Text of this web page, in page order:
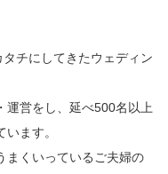
チにしてきたウェディン
運営をし、延べ500名以上
ます。
まくいっているご夫婦の